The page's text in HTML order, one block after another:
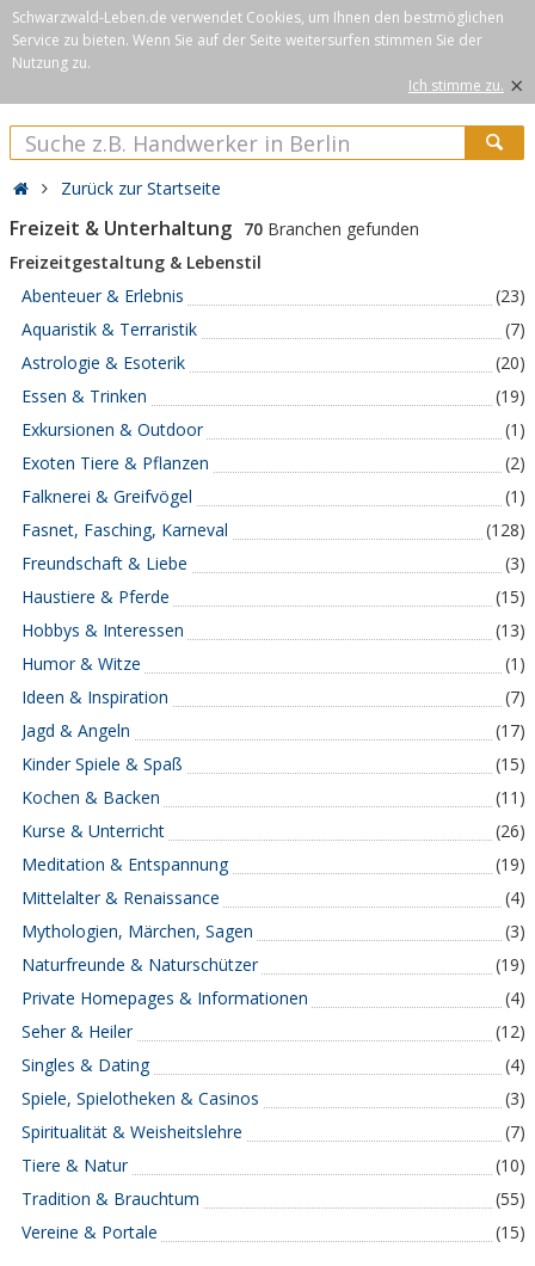
Schwarzwald-Leben.de verwendet Cookies, um Ihnen den bestmöglichen
Service zu bieten. Wenn Sie auf der Seite weitersurfen stimmen Sie der
Nutzung zu.
Ich stimme zu. ×
Zurück zur Startseite
Freizeit & Unterhaltung 70 Branchen gefunden
Freizeitgestaltung & Lebenstil
Abenteuer & Erlebnis
(23)
Aquaristik & Terraristik
(7)
Astrologie & Esoterik
(20)
Essen & Trinken
(19)
Exkursionen & Outdoor
(1)
Exoten Tiere & Pflanzen
(2)
Falknerei & Greifvögel
(1)
Fasnet, Fasching, Karneval
(128)
Freundschaft & Liebe
(3)
Haustiere & Pferde
(15)
Hobbys & Interessen
(13)
Humor & Witze
(1)
Ideen & Inspiration
(7)
Jagd & Angeln
(17)
Kinder Spiele & Spaß
(15)
Kochen & Backen
(11)
Kurse & Unterricht
(26)
Meditation & Entspannung
(19)
Mittelalter & Renaissance
(4)
Mythologien, Märchen, Sagen
(3)
Naturfreunde & Naturschützer
(19)
Private Homepages & Informationen
(4)
Seher & Heiler
(12)
Singles & Dating
(4)
Spiele, Spielotheken & Casinos
(3)
Spiritualität & Weisheitslehre
(7)
Tiere & Natur
(10)
Tradition & Brauchtum
(55)
Vereine & Portale
(15)